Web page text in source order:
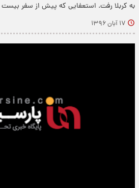
به کربلا رفت. استعفایی که پیش از سفر بیست
۱۷ آبان ۱۳۹۶